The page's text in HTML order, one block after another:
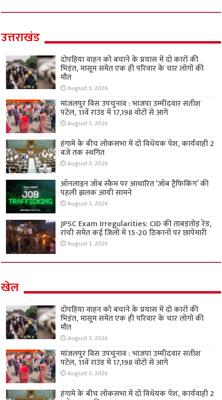
उत्तराखंड
दोपहिया वाहन को बचाने के प्रयास में दो कारों की
भिड़ंत, मासूम समेत एक ही परिवार के चार लोगों की
मौत
August 3, 2026
मांजलपुर विस उपचुनाव : भाजपा उम्मीदवार सतीश
पटेल, 11वें राउंड में 17,198 वोटों से आगे
August 3, 2026
हंगामे के बीच लोकसभा में दो विधेयक पेश, कार्यवाही 2
बजे तक स्थगित
August 3, 2026
ऑनलाइन जॉब स्कैम पर आधारित ‘जॉब ट्रैफिकिंग’ की
पहली झलक आयी सामने
August 3, 2026
JPSC Exam Irregularities: CID की ताबड़तोड़ रेड,
रांची समेत कई जिलों में 15-20 ठिकानों पर छापेमारी
August 3, 2026
खेल
दोपहिया वाहन को बचाने के प्रयास में दो कारों की
भिड़ंत, मासूम समेत एक ही परिवार के चार लोगों की
मौत
August 3, 2026
मांजलपुर विस उपचुनाव : भाजपा उम्मीदवार सतीश
पटेल, 11वें राउंड में 17,198 वोटों से आगे
August 3, 2026
हंगामे के बीच लोकसभा में दो विधेयक पेश, कार्यवाही 2